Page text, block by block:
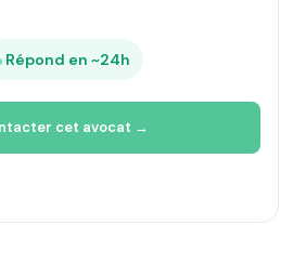
Répond en ~24h
cet avocat →